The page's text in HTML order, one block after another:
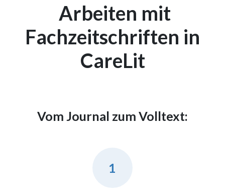
Arbeiten mit
Fachzeitschriften in
CareLit
Vom Journal zum Volltext:
1